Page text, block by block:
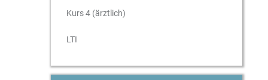
Kurs 4 (ärztlich)
LTI